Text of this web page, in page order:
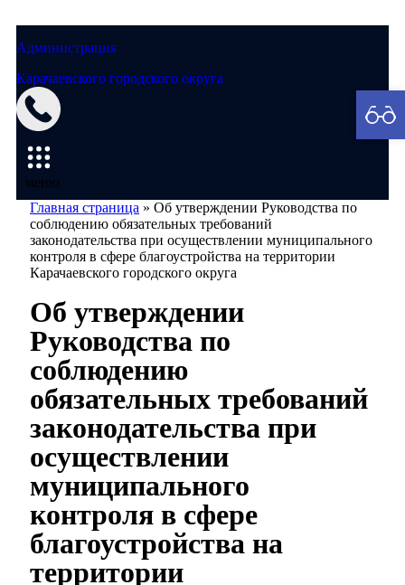
Администрация
Карачаевского городского округа
меню
Главная страница » Об утверждении Руководства по
соблюдению обязательных требований
законодательства при осуществлении муниципального
контроля в сфере благоустройства на территории
Карачаевского городского округа
Об утверждении
Руководства по
соблюдению
обязательных требований
законодательства при
осуществлении
муниципального
контроля в сфере
благоустройства на
территории
Мэрия